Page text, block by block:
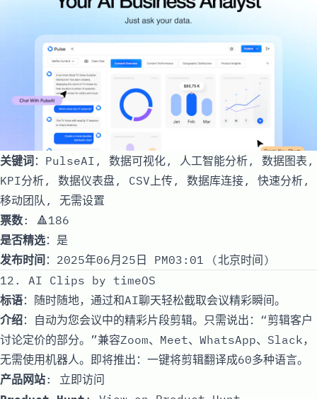
关键词：PulseAI, 数据可视化, 人工智能分析, 数据图表,
KPI分析, 数据仪表盘, CSV上传, 数据库连接, 快速分析,
移动团队, 无需设置
票数: 🔺186
是否精选：是
发布时间 ：2025年06月25日 PM03:01 (北京时间)
12. AI Clips by timeOS
标语：随时随地，通过和AI聊天轻松截取会议精彩瞬间。
介绍：自动为您会议中的精彩片段剪辑。只需说出：“剪辑客户
讨论定价的部分。”兼容Zoom、Meet、WhatsApp、Slack，
无需使用机器人。即将推出：一键将剪辑翻译成60多种语言。
产品网站: 立即访问